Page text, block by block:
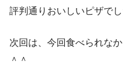
評判通りおいしいピザで
次回は、今回食べられな
＾＾